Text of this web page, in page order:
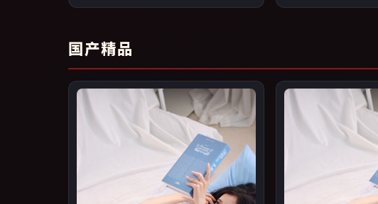
国产精品